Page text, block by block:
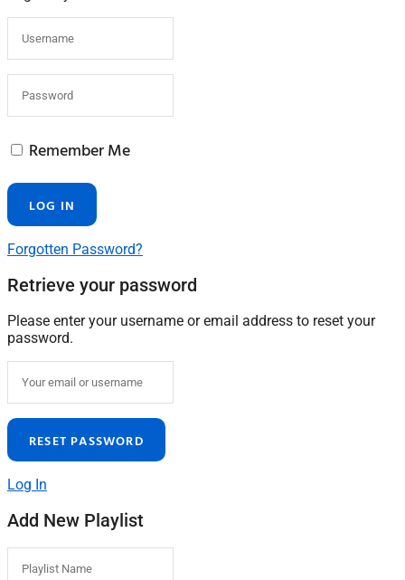
Remember Me
Forgotten Password?
Retrieve your password
Please enter your username or email address to reset your
password.
Log In
Add New Playlist